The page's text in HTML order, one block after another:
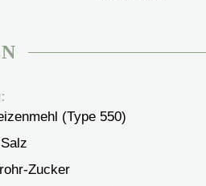
(Type 550)
Zucker